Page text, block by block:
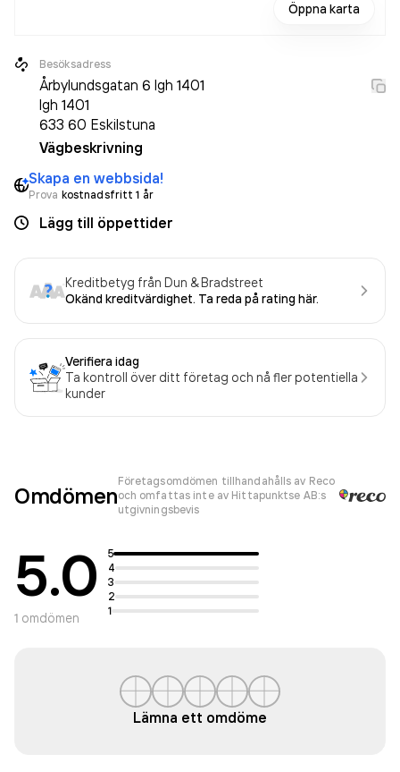
Öppna karta
Besöksadress
Årbylundsgatan 6 lgh 1401
lgh 1401
633 60 Eskilstuna
Vägbeskrivning
Skapa en webbsida!
Prova kostnadsfritt 1 år
Lägg till öppettider
Kreditbetyg från Dun & Bradstreet
Okänd kreditvärdighet. Ta reda på rating här.
Verifiera idag
Ta kontroll över ditt företag och nå fler potentiella
kunder
Omdömen
Företagsomdömen tillhandahålls av Reco
och omfattas inte av Hittapunktse AB:s
utgivningsbevis
5.0
1 omdömen
5
4
3
2
1
Lämna ett omdöme